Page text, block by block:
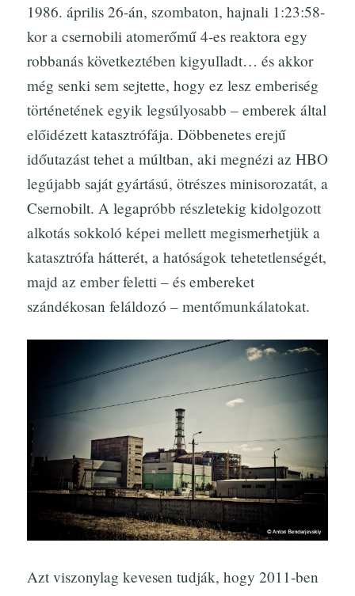
1986. április 26-án, szombaton, hajnali 1:23:58-
kor a csernobili atomerőmű 4-es reaktora egy
robbanás következtében kigyulladt… és akkor
még senki sem sejtette, hogy ez lesz emberiség
történetének egyik legsúlyosabb – emberek által
előidézett katasztrófája. Döbbenetes erejű
időutazást tehet a múltban, aki megnézi az HBO
legújabb saját gyártású, ötrészes minisorozatát, a
Csernobilt. A legapróbb részletekig kidolgozott
alkotás sokkoló képei mellett megismerhetjük a
katasztrófa hátterét, a hatóságok tehetetlenségét,
majd az ember feletti – és embereket
szándékosan feláldozó – mentőmunkálatokat.
Azt viszonylag kevesen tudják, hogy 2011-ben